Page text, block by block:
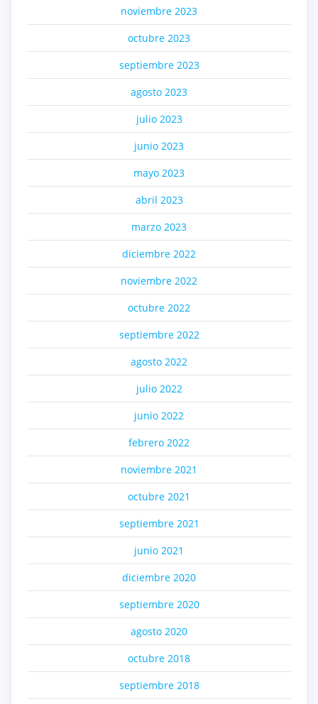
noviembre 2023
octubre 2023
septiembre 2023
agosto 2023
julio 2023
junio 2023
mayo 2023
abril 2023
marzo 2023
diciembre 2022
noviembre 2022
octubre 2022
septiembre 2022
agosto 2022
julio 2022
junio 2022
febrero 2022
noviembre 2021
octubre 2021
septiembre 2021
junio 2021
diciembre 2020
septiembre 2020
agosto 2020
octubre 2018
septiembre 2018